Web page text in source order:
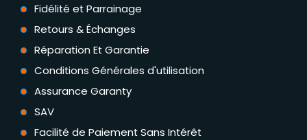
Fidélité et Parrainage
Retours & Échanges
Réparation Et Garantie
Conditions Générales d'utilisation
Assurance Garanty
SAV
Facilité de Paiement Sans Intérêt